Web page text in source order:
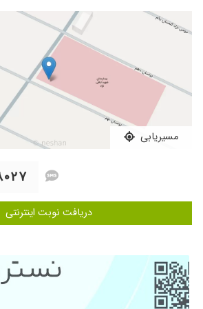
نداشت.هر سوالی بپرسین با
چشم بسته برین پیششون
بسیار دکتر خوش برخورد مهربون و
خیلی دقت داره و وقت زیادی هم برای
بارداری پر خطر
بسیار حاذق دلسوز و پیگیر
عدم رضایت
بیمارستان اکبر آبادی آمیوسنتز و
بیمارستان رفتن ولی من اینجا
بسیار دعالی
احترام توضیحات رو انجام
خیلی مهربون بودن باسواد و جوان
درد پریود و خونریزی زیاد-
مسیریابی
دریافت نوبت اینترنتی